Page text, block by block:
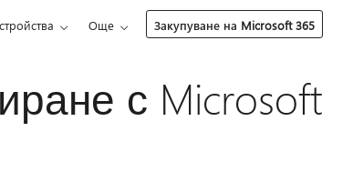
Още Закупуване на Microsoft 365
с Microsoft